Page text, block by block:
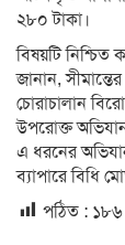
২৮০ টাকা।
বিষয়টি নিশ্চিত
জানান,
চোরাচালান
উপরোক্ত
এ ধরনের
ব্যাপারে বিধি
পঠিত : ১৮৬